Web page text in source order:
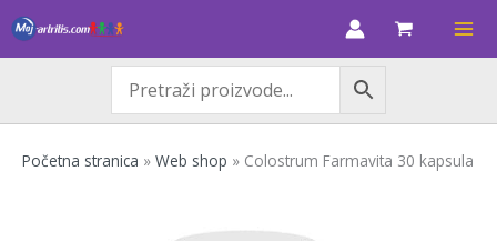
Skip
to
Početna stranica » Web shop » Colostrum Farmavita 30 kapsula